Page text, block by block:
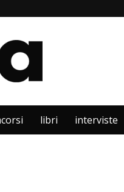
libri interviste